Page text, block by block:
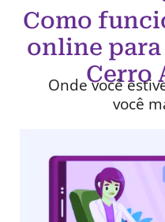
Como
online para
Cerro
Onde você
você